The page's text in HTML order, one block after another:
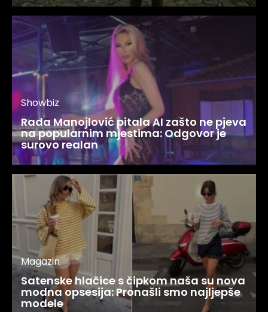
Showbiz
Rada Manojlović pitala AI zašto ne pjeva
na popularnim mjestima: Odgovor je
surovo realan
Magazin
Satenske hlačice s čipkom naša su nova
modna opsesija: Pronašli smo najljepše
modele